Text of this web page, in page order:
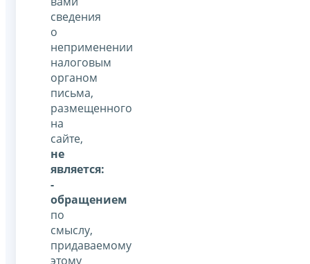
сведения
о
неприменении
налоговым
органом
письма,
размещенного
на
сайте,
не
является:
-
обращением
по
смыслу,
придаваемому
этому